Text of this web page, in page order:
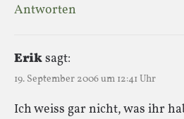
Antworten
Eriksagt:
19. September 2006 um 12:41 Uhr
Ich weiss gar nicht, was ihr